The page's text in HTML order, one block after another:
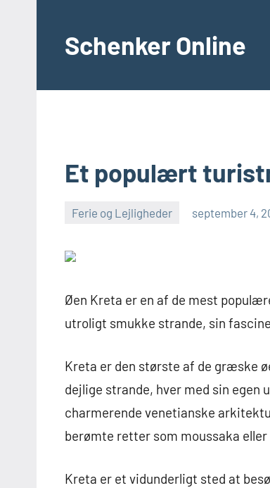
indholdSchenker Online
Et populært
Ferie og Lejligheder september 4,
Øen Kreta er en af de mest
utroligt smukke strande, sin
Kreta er den største af de græske
dejlige strande, hver med sin egen
charmerende venetianske
berømte retter som moussaka eller
Kreta er et vidunderligt sted at